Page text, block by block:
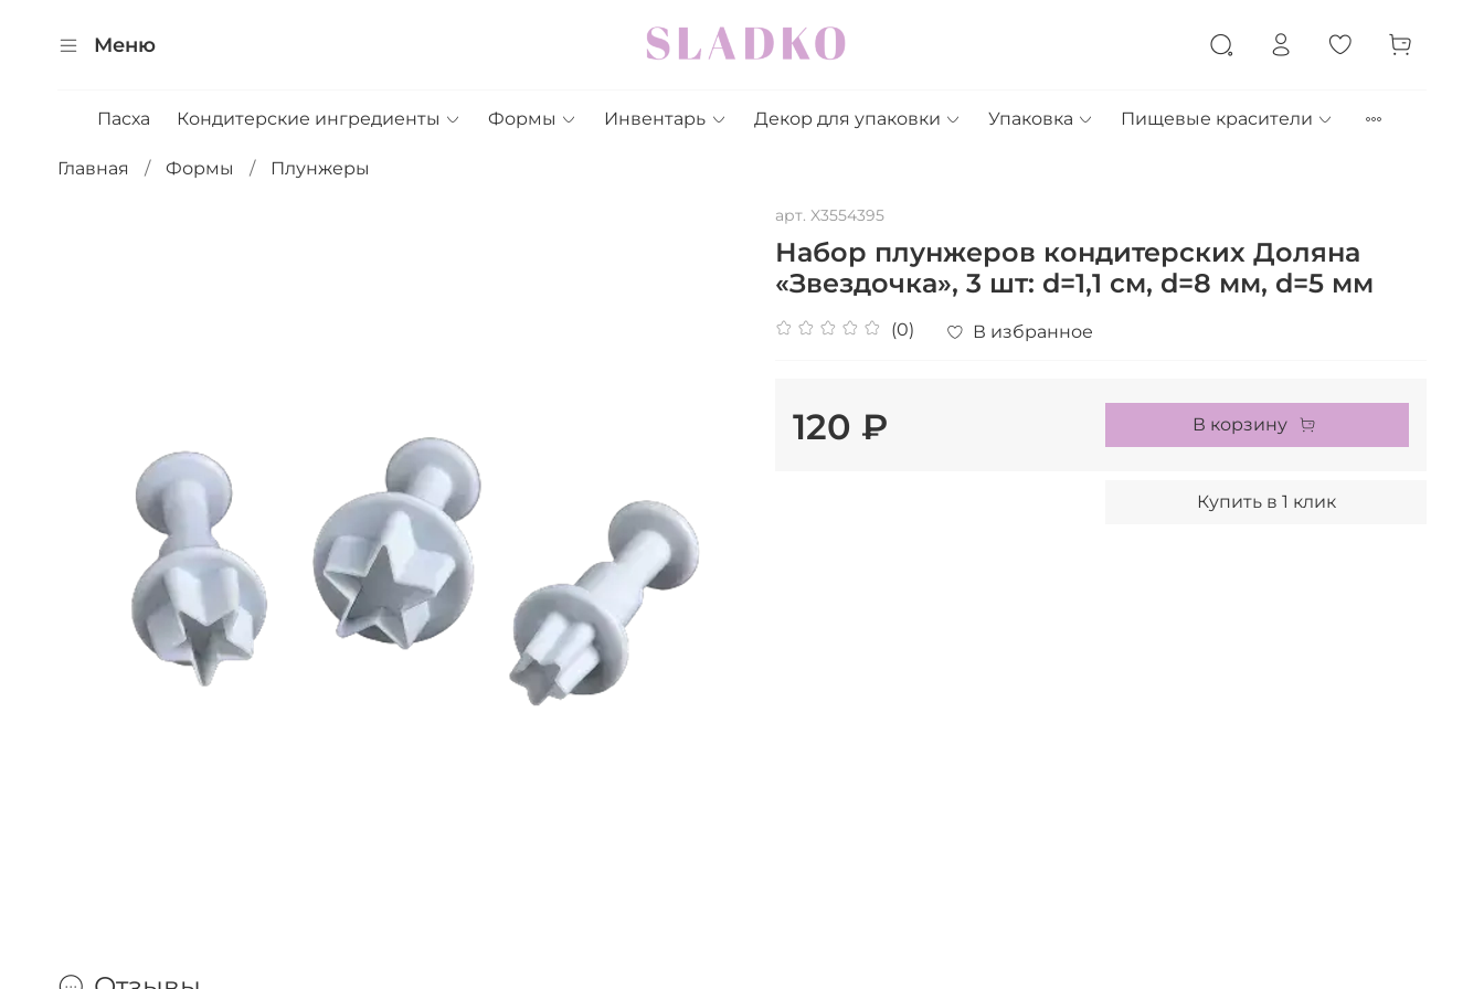
Меню
Пасха Кондитерские ингредиенты Формы Инвентарь Декор для упаковки Упаковка Пищевые красители
Главная Формы Плунжеры
арт. X3554395
Набор плунжеров кондитерских Доляна
«Звездочка», 3 шт: d=1,1 см, d=8 мм, d=5 мм
(0) В избранное
120 ₽ В корзину
Купить в 1 клик